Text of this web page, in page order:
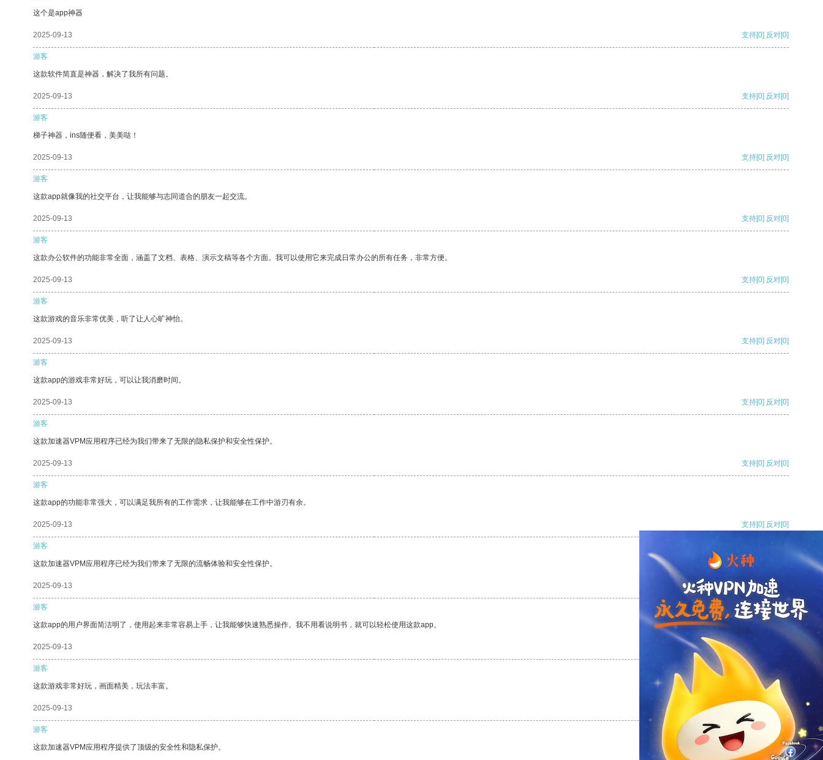
这个是app神器
2025-09-13 支持[0] 反对[0]
游客
这款软件简直是神器，解决了我所有问题。
2025-09-13 支持[0] 反对[0]
游客
梯子神器，ins随便看，美美哒！
2025-09-13 支持[0] 反对[0]
游客
这款app就像我的社交平台，让我能够与志同道合的朋友一起交流。
2025-09-13 支持[0] 反对[0]
游客
这款办公软件的功能非常全面，涵盖了文档、表格、演示文稿等各个方面。我可以使用它来完成日常办公的所有任务，非常方便。
2025-09-13 支持[0] 反对[0]
游客
这款游戏的音乐非常优美，听了让人心旷神怡。
2025-09-13 支持[0] 反对[0]
游客
这款app的游戏非常好玩，可以让我消磨时间。
2025-09-13 支持[0] 反对[0]
游客
这款加速器VPM应用程序已经为我们带来了无限的隐私保护和安全性保护。
2025-09-13 支持[0] 反对[0]
游客
这款app的功能非常强大，可以满足我所有的工作需求，让我能够在工作中游刃有余。
2025-09-13 支持[0] 反对[0]
游客
这款加速器VPM应用程序已经为我们带来了无限的流畅体验和安全性保护。
2025-09-13 支持[0] 反对
游客
这款app的用户界面简洁明了，使用起来非常容易上手，让我能够快速熟悉操作。我不用看说明书，就可以轻松使用这款app。
2025-09-13 支持
游客
这款游戏非常好玩，画面精美，玩法丰富。
2025-09-13 反对 [0]
游客
这款加速器VPM应用程序提供了顶级的安全性和隐私保护。